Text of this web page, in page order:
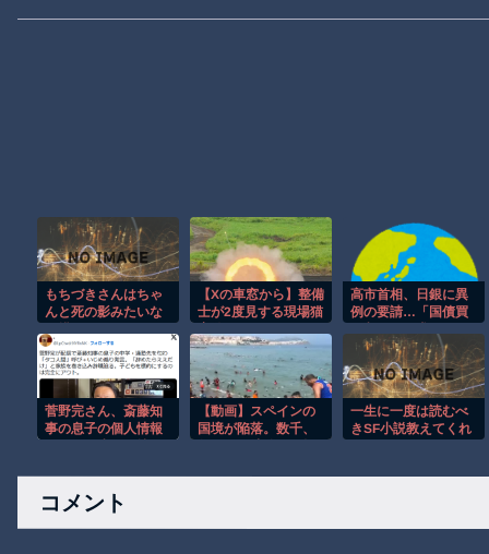
もちづきさんはちゃ
んと死の影みたいな
真似するやつは自己
責任だわ
【Xの車窓から】整備
士が2度見する現場猫
高市首相、日銀に異
例の要請…「国債買
た
菅野完さん、斎藤知
事の息子の個人情報
ろ」
【動画】スペインの
国境が陥落。数千、
一生に一度は読むべ
きSF小説教えてくれ
コメント